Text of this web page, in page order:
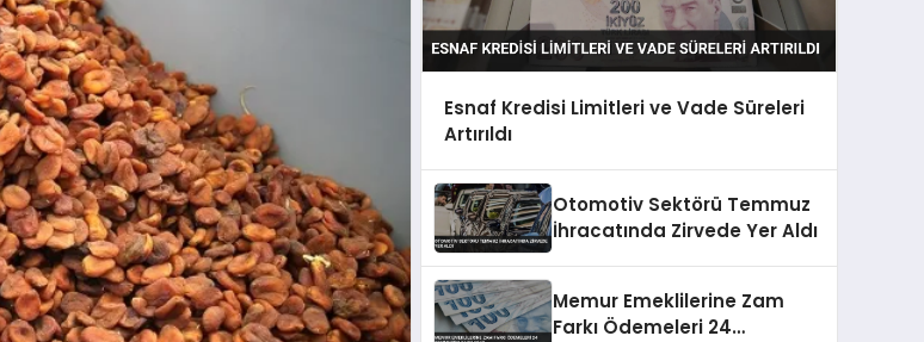
Esnaf Kredisi Limitleri ve Vade Süreleri
Artırıldı
Otomotiv Sektörü Temmuz
İhracatında Zirvede Yer Aldı
Memur Emeklilerine Zam
Farkı Ödemeleri 24